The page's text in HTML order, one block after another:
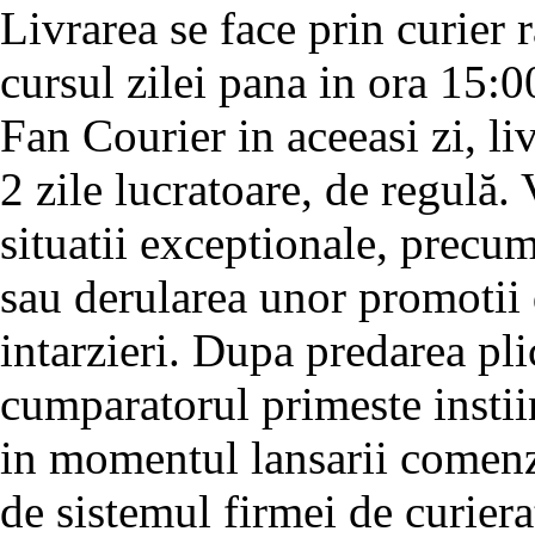
Livrarea se face prin curier
cursul zilei pana in ora
Fan Courier in aceeasi zi,
2 zile lucratoare, de regulă.
situatii exceptionale,
sau derularea unor
intarzieri. Dupa predarea
cumparatorul primeste
in momentul lansarii
de sistemul firmei de